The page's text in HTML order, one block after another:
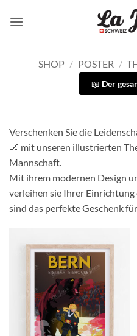
Inhalt
SHOP / POSTER /
Der
Verschenken Sie die
🏒 mit unseren illustrierten
Mannschaft.
Mit ihrem modernen Design
verleihen sie Ihrer Einrichtung
sind das perfekte Geschenk